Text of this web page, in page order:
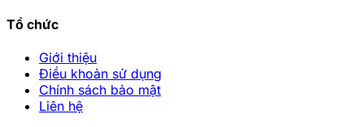
Tổ chức
Giới thiệu
Điều khoản sử dụng
Chính sách bảo mật
Liên hệ